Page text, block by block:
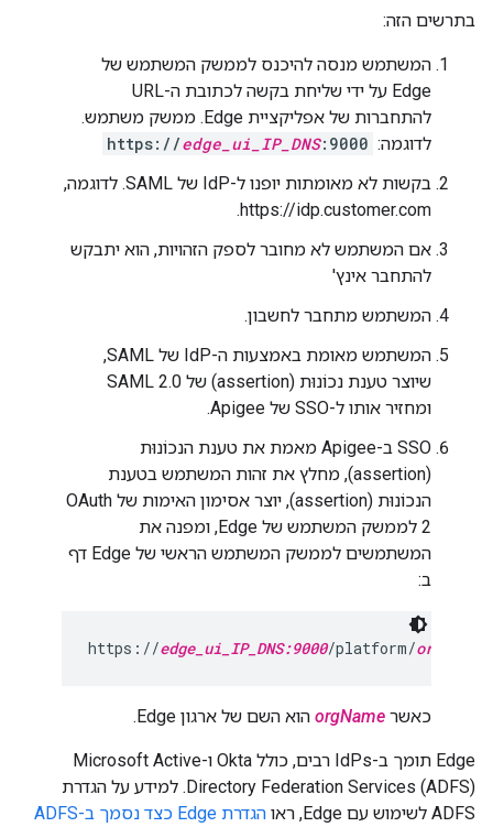
בתרשים הזה:
המשתמש מנסה להיכנס לממשק המשתמש של
Edge על ידי שליחת בקשה לכתובת ה-URL
להתחברות של אפליקציית Edge. ממשק משתמש.
לדוגמה:
https://edge_ui_IP_DNS:9000
בקשות לא מאומתות יופנו ל-IdP של SAML. לדוגמה,
https://idp.customer.com.
אם המשתמש לא מחובר לספק הזהויות, הוא יתבקש
להתחבר אינץ'
המשתמש מתחבר לחשבון.
המשתמש מאומת באמצעות ה-IdP של SAML,
שיוצר טענת נכוֹנוּת (assertion) של SAML 2.0
ומחזיר אותו ל-SSO של Apigee.
SSO ב-Apigee מאמת את טענת הנכוֹנוּת
(assertion), מחלץ את זהות המשתמש בטענת
הנכוֹנוּת (assertion), יוצר אסימון האימות של OAuth
2 לממשק המשתמש של Edge, ומפנה את
המשתמשים לממשק המשתמש הראשי של Edge דף
ב:
https://edge_ui_IP_DNS:9000/platform/orgName
כאשר orgName הוא השם של ארגון Edge.
Edge תומך ב-IdPs רבים, כולל Okta ו-Microsoft Active
Directory Federation Services (ADFS). למידע על הגדרת
ADFS לשימוש עם Edge, ראו
הגדרת Edge כצד נסמך ב-ADFS